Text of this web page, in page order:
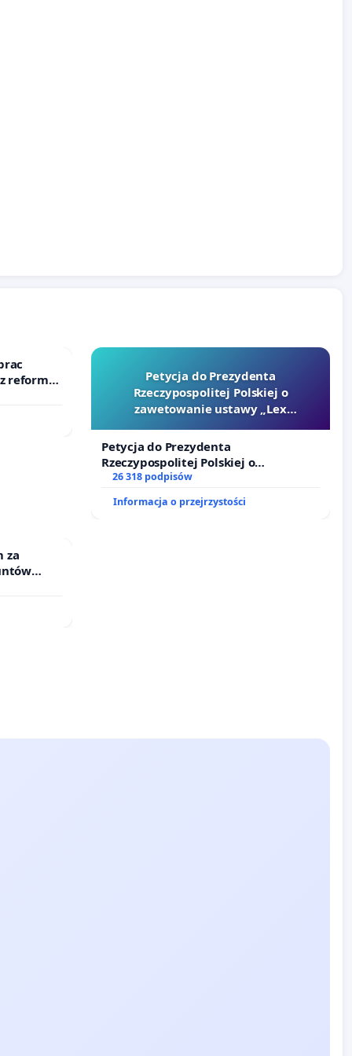
reformą
Petycja do Prezydenta
Rzeczypospolitej Polskiej o
zawetowanie ustawy „Lex
Petycja do Prezydenta
Rzeczypospolitej Polskiej o
zawetowanie ustawy „Lex Szarlatan”
26 318 podpisów
Informacja o przejrzystości
za
ogrody